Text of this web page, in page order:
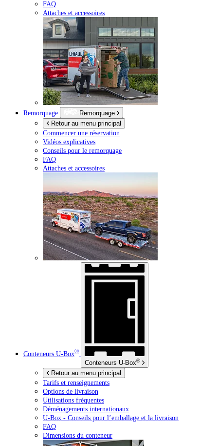
FAQ
Attaches et accessoires
Remorquage
Remorquage
Retour au menu principal
Commencer une réservation
Vidéos explicatives
Conseils pour le remorquage
FAQ
Attaches et accessoires
Conteneurs U-Box®
Conteneurs U-Box®
Retour au menu principal
Tarifs et renseignements
Options de livraison
Utilisations fréquentes
Déménagements internationaux
U-Box - Conseils pour l’emballage et la livraison
FAQ
Dimensions du conteneur